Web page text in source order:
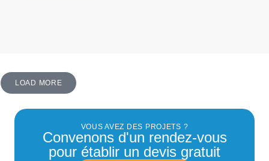
LOAD MORE
VOUS AVEZ DES PROJETS ?
Convenons d'un rendez-vous
pour établir un devis gratuit